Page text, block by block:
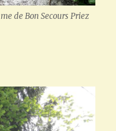
de Bon Secours Priez